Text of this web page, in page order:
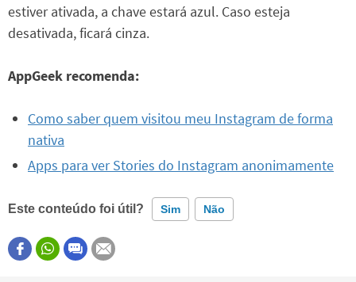
estiver ativada, a chave estará azul. Caso esteja
desativada, ficará cinza.
AppGeek recomenda:
Como saber quem visitou meu Instagram de forma
nativa
Apps para ver Stories do Instagram anonimamente
Este conteúdo foi útil? Sim Não
Este conteúdo contém informação incorreta